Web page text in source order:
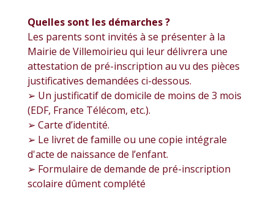
Quelles sont les démarches ?
Les parents sont invités à se présenter à la
Mairie de Villemoirieu qui leur délivrera une
attestation de pré-inscription au vu des pièces
justificatives demandées ci-dessous.
➢ Un justificatif de domicile de moins de 3 mois
(EDF, France Télécom, etc.).
➢ Carte d’identité.
➢ Le livret de famille ou une copie intégrale
d'acte de naissance de l’enfant.
➢ Formulaire de demande de pré-inscription
scolaire dûment complété